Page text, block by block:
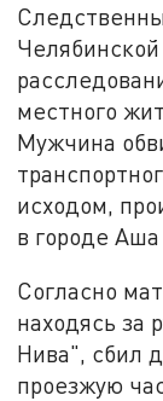
местного
Мужчина
исходом,
в городе
Согласно
находясь за
Нива", сбил
проезжую